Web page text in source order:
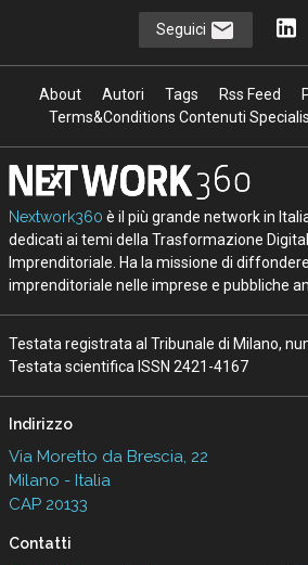
Seguici
About Autori Tags Rss Feed
Terms&Conditions Contenuti
Nextwork360 è il più grande network in
dedicati ai temi della Trasformazione
Imprenditoriale. Ha la missione di
imprenditoriale nelle imprese e pubbliche
Testata registrata al Tribunale di Milano,
Testata scientifica ISSN 2421-4167
Indirizzo
Via Moretto da Brescia, 22
Milano - Italia
CAP 20133
Contatti